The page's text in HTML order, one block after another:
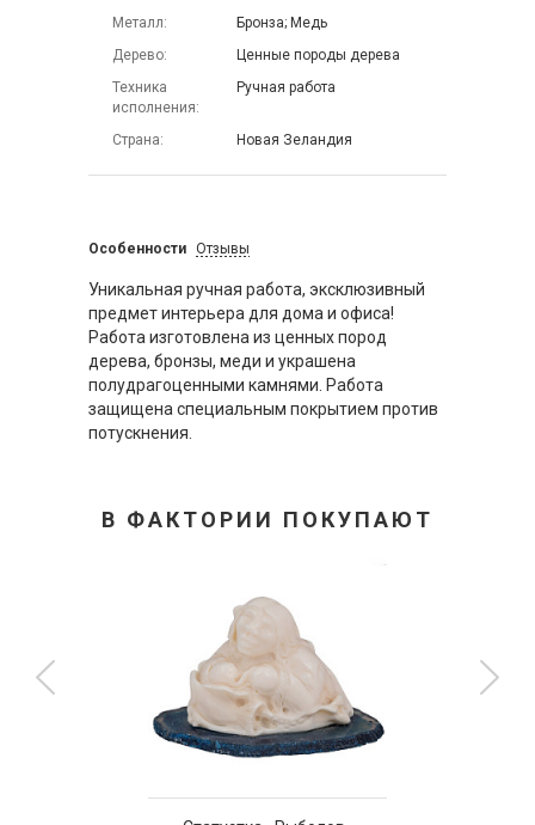
Металл
Бронза; Медь
Дерево
Ценные породы дерева
Техника
исполнения
Ручная работа
Страна Новая Зеландия
Особенности Отзывы
Уникальная ручная работа, эксклюзивный
предмет интерьера для дома и офиса!
Работа изготовлена из ценных пород
дерева, бронзы, меди и украшена
полудрагоценными камнями. Работа
защищена специальным покрытием против
потускнения.
В ФАКТОРИИ ПОКУПАЮТ